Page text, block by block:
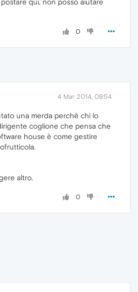
qui, non posso aiutare
0
4 Mar 2014, 09:54
una merda perchè chi lo
coglione che pensa che
house è come gestire
altro.
0